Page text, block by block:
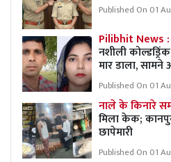
Published On 01
Pilibhit News :
नशीली
मार डाला,
Published On 01
नाले के किनारे
मिला केक;
छापेमारी
Published On 01